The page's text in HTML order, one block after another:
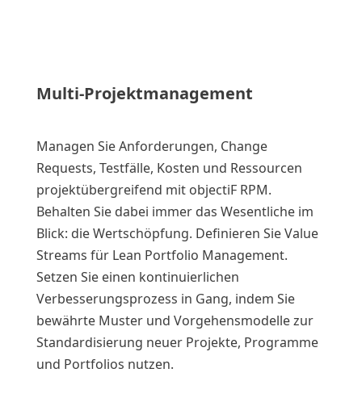
Multi-Projektmanagement
Managen Sie Anforderungen, Change
Requests, Testfälle, Kosten und Ressourcen
projektübergreifend mit objectiF RPM.
Behalten Sie dabei immer das Wesentliche im
Blick: die Wertschöpfung. Definieren Sie Value
Streams für Lean Portfolio Management.
Setzen Sie einen kontinuierlichen
Verbesserungsprozess in Gang, indem Sie
bewährte Muster und Vorgehensmodelle zur
Standardisierung neuer Projekte, Programme
und Portfolios nutzen.